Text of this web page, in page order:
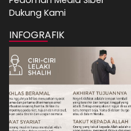
Dukung Kami
INFOGRAFIK